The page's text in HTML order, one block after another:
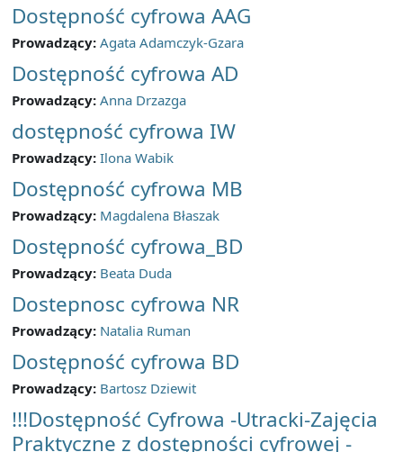
Dostępność cyfrowa AAG
Prowadzący: Agata Adamczyk-Gzara
Dostępność cyfrowa AD
Prowadzący: Anna Drzazga
dostępność cyfrowa IW
Prowadzący: Ilona Wabik
Dostępność cyfrowa MB
Prowadzący: Magdalena Błaszak
Dostępność cyfrowa_BD
Prowadzący: Beata Duda
Dostepnosc cyfrowa NR
Prowadzący: Natalia Ruman
Dostępność cyfrowa BD
Prowadzący: Bartosz Dziewit
!!!Dostępność Cyfrowa -Utracki-Zajęcia
Praktyczne z dostępności cyfrowej -